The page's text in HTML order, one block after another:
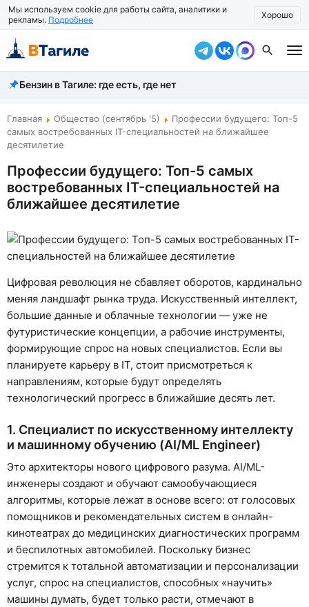
Мы используем cookie для работы сайта, аналитики и
рекламы. Подробнее Хорошо
Все новости
Происшествия
Город
Власть
Жизнь
Общество
Рассказать новость
Бензин в Тагиле: где есть, где нет
Главная Общество (сентябрь '5)
Профессии будущего: Топ-5
самых востребованных IT-специальностей на ближайшее
десятилетие
Профессии будущего: Топ-5 самых
востребованных IT-специальностей на
ближайшее десятилетие
Цифровая революция не сбавляет оборотов, кардинально
меняя ландшафт рынка труда. Искусственный интеллект,
большие данные и облачные технологии — уже не
футуристические концепции, а рабочие инструменты,
формирующие спрос на новых специалистов. Если вы
планируете карьеру в IT, стоит присмотреться к
направлениям, которые будут определять
технологический прогресс в ближайшие десять лет.
1. Специалист по искусственному интеллекту
и машинному обучению (AI/ML Engineer)
Это архитекторы нового цифрового разума. AI/ML-
инженеры создают и обучают самообучающиеся
алгоритмы, которые лежат в основе всего: от голосовых
помощников и рекомендательных систем в онлайн-
кинотеатрах до медицинских диагностических программ
и беспилотных автомобилей. Поскольку бизнес
стремится к тотальной автоматизации и персонализации
услуг, спрос на специалистов, способных «научить»
машины думать, будет только расти, отмечают в